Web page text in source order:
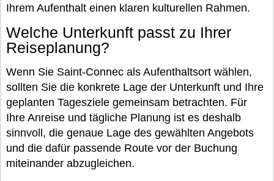
Ihrem Aufenthalt einen klaren kulturellen Rahmen.
Welche Unterkunft passt zu Ihrer
Reiseplanung?
Wenn Sie Saint-Connec als Aufenthaltsort wählen,
sollten Sie die konkrete Lage der Unterkunft und Ihre
geplanten Tagesziele gemeinsam betrachten. Für
Ihre Anreise und tägliche Planung ist es deshalb
sinnvoll, die genaue Lage des gewählten Angebots
und die dafür passende Route vor der Buchung
miteinander abzugleichen.